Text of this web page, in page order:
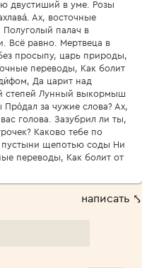
двустиший в уме. Розы
Ах, восточные
Всё равно. Мертвеца в
просыпу, царь природы,
переводы, Как болит
степей Лунный выкормыш
за чужие слова? Ах,
ли ты,
Каково тебе по
пустыни щепотью соды Ни
переводы, Как болит от
написать ⤣